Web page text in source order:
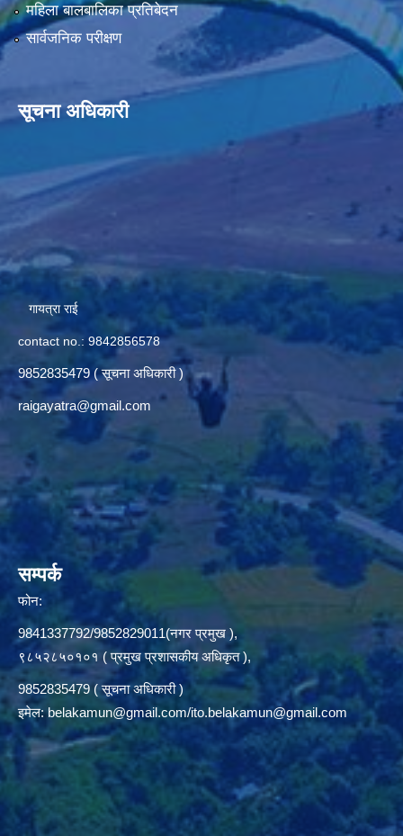
महिला बालबालिका प्रतिबेदन
सार्वजनिक परीक्षण
सूचना अधिकारी
गायत्रा राई
contact no.: 9842856578
9852835479 ( सूचना अधिकारी )
raigayatra@gmail.com
सम्पर्क
फोन:
9841337792/9852829011(नगर प्रमुख ),
९८५२८५०१०१ ( प्रमुख प्रशासकीय अधिकृत ),
9852835479 ( सूचना अधिकारी )
इमेल:belakamun@gmail.com/ito.belakamun@gmail.com